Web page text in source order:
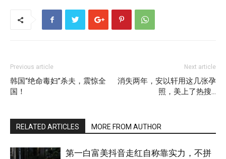
Previous article
韩国“绝命毒妇”杀夫，震惊全
国！
Next article
消失两年，安以轩用这几张孕
照，美上了热搜…
RELATED ARTICLES MORE FROM AUTHOR
第一白富美抖音走红自称靠实力，不拼